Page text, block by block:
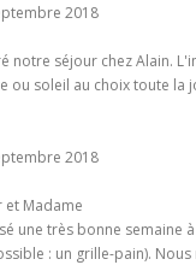
2018
notre séjour chez Alain.
ou soleil au choix toute la
2018
et Madame
une très bonne semaine
: un grille-pain).